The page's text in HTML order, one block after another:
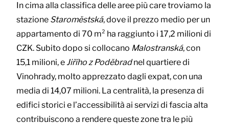
In cima alla classifica delle aree più care troviamo la
stazione Staroměstská, dove il prezzo medio per un
appartamento di 70 m² ha raggiunto i 17,2 milioni di
CZK. Subito dopo si collocano Malostranská, con
15,1 milioni, eJiřího z Poděbradnel quartiere di
Vinohrady, molto apprezzato dagli expat, con una
media di 14,07 milioni. La centralità, la presenza di
edifici storici e l’accessibilità ai servizi di fascia alta
contribuiscono a rendere queste zone tra le più